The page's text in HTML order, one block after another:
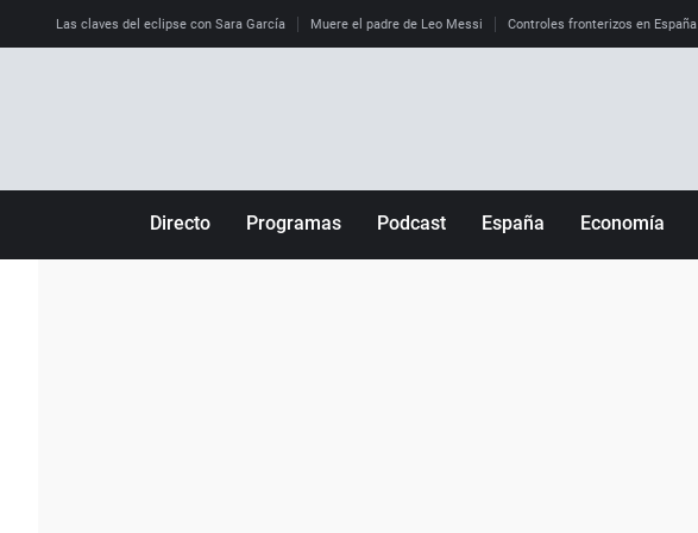
Las claves del eclipse con Sara García Muere el padre de Leo Messi Controles fronterizos en España
Directo Programas Podcast España Economía